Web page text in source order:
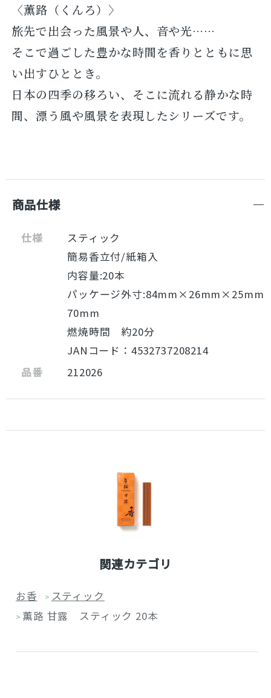
〈薫路（くんろ）〉
旅先で出会った風景や人、音や光……
そこで過ごした豊かな時間を香りとともに思
い出すひととき。
日本の四季の移ろい、そこに流れる静かな時
間、漂う風や風景を表現したシリーズです。
商品仕様
仕様
スティック
簡易香立付/紙箱入
内容量:20本
パッケージ外寸:84mm×26mm×25mm
70mm
燃焼時間 約20分
JANコード：4532737208214
品番
212026
関連カテゴリ
お香 > スティック
> 薫路 甘露 スティック 20本